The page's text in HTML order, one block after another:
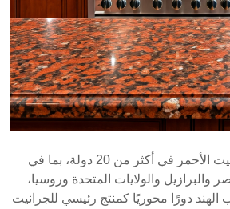
الأحمر وخصائصه الجمالية منه خيارًا
متنوعة.
يمكن العثور على الجرانيت الأحمر في أكثر من 20 دولة، بما في
والبرازيل والولايات المتحدة وروسيا،
دورًا محوريًا كمنتج رئيسي للجرانيت